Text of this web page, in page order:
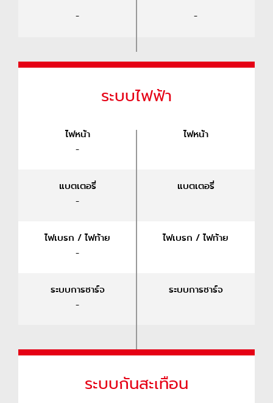
-
-
ระบบไฟฟ้า
ไฟหน้า
-
ไฟหน้า
แบตเตอรี่
-
แบตเตอรี่
ไฟเบรก / ไฟท้าย
-
ไฟเบรก / ไฟท้าย
ระบบการชาร์จ
-
ระบบการชาร์จ
ระบบกันสะเทือน